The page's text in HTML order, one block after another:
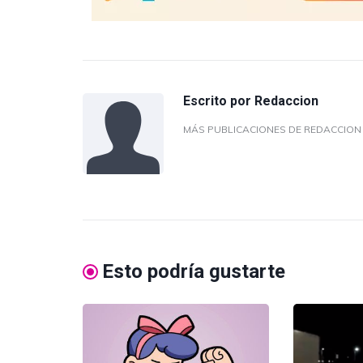
Escrito por Redaccion
MÁS PUBLICACIONES DE REDACCION
Esto podría gustarte